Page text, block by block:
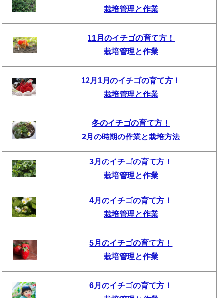
栽培管理と作業
11月のイチゴの育て方！
栽培管理と作業
12月1月のイチゴの育て方！
栽培管理と作業
冬のイチゴの育て方！
2月の時期の作業と栽培方法
3月のイチゴの育て方！
栽培管理と作業
4月のイチゴの育て方！
栽培管理と作業
5月のイチゴの育て方！
栽培管理と作業
6月のイチゴの育て方！